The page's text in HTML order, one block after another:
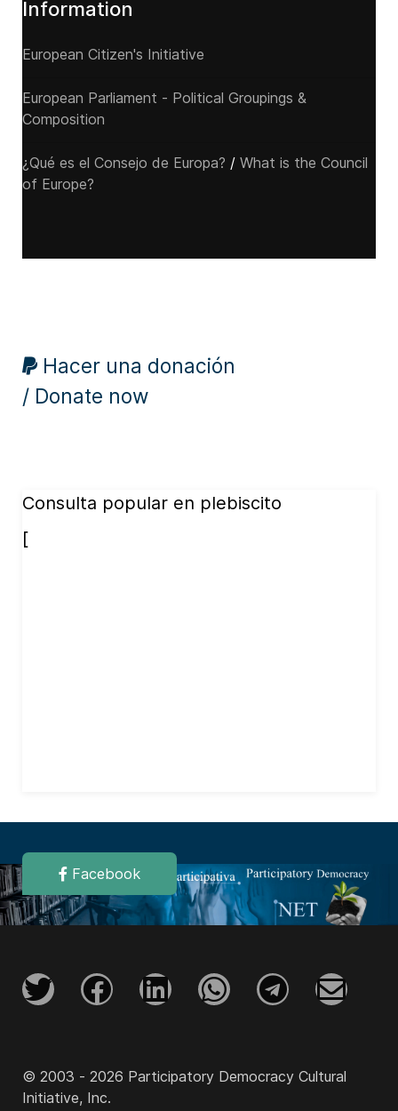
Information
European Citizen's Initiative
European Parliament - Political Groupings &
Composition
¿Qué es el Consejo de Europa? / What is the Council
of Europe?
Hacer una donación
/ Donate now
Consulta popular en plebiscito
[
Facebook
© 2003 - 2026 Participatory Democracy Cultural
Initiative, Inc.